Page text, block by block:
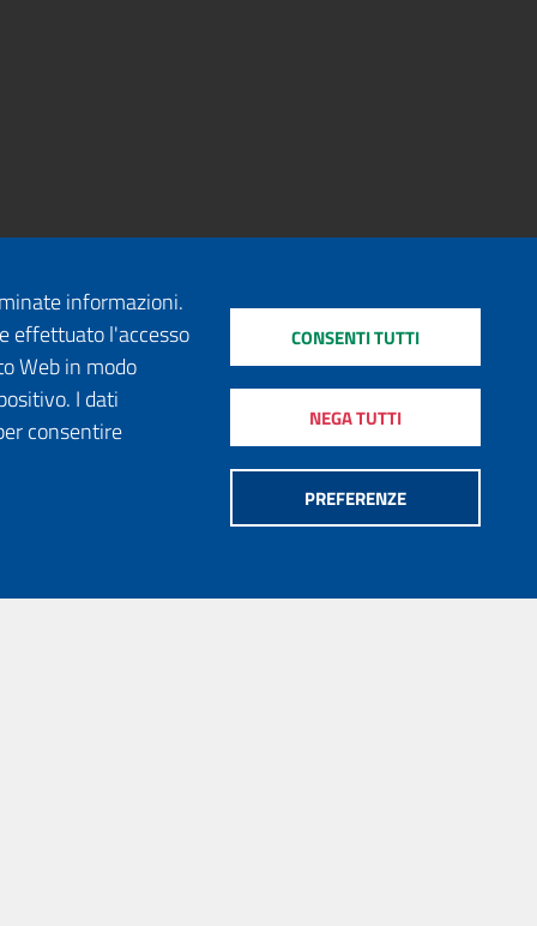
informazioni.
effettuato l'accesso
Web in modo
I dati
consentire
PREFERENZE
NEGA TUTTI
CONSENTI TUTTI